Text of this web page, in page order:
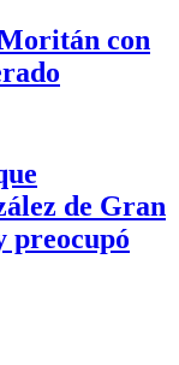
con
de Gran
preocupó